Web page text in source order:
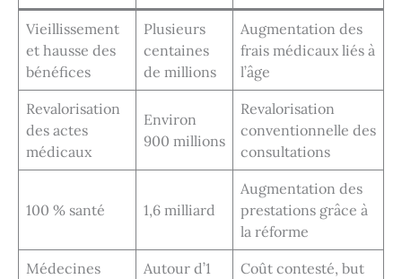
Vieillissement
et hausse des
bénéfices
Plusieurs
centaines
de millions
Augmentation des
frais médicaux liés à
l’âge
Revalorisation
des actes
médicaux
Environ
900 millions
Revalorisation
conventionnelle des
consultations
100 % santé 1,6 milliard
Augmentation des
prestations grâce à
la réforme
Médecines
Autour d’1
Coût contesté, but